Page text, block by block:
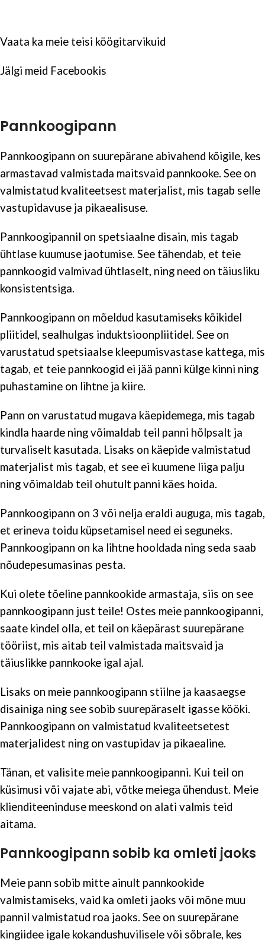
Vaata ka meie teisi köögitarvikuid
Jälgi meid Facebookis
Pannkoogipann
Pannkoogipann on suurepärane abivahend kõigile, kes
armastavad valmistada maitsvaid pannkooke. See on
valmistatud kvaliteetsest materjalist, mis tagab selle
vastupidavuse ja pikaealisuse.
Pannkoogipannil on spetsiaalne disain, mis tagab
ühtlase kuumuse jaotumise. See tähendab, et teie
pannkoogid valmivad ühtlaselt, ning need on täiusliku
konsistentsiga.
Pannkoogipann on mõeldud kasutamiseks kõikidel
pliitidel, sealhulgas induktsioonpliitidel. See on
varustatud spetsiaalse kleepumisvastase kattega, mis
tagab, et teie pannkoogid ei jää panni külge kinni ning
puhastamine on lihtne ja kiire.
Pann on varustatud mugava käepidemega, mis tagab
kindla haarde ning võimaldab teil panni hõlpsalt ja
turvaliselt kasutada. Lisaks on käepide valmistatud
materjalist mis tagab, et see ei kuumene liiga palju
ning võimaldab teil ohutult panni käes hoida.
Pannkoogipann on 3 või nelja eraldi auguga, mis tagab,
et erineva toidu küpsetamisel need ei seguneks.
Pannkoogipann on ka lihtne hooldada ning seda saab
nõudepesumasinas pesta.
Kui olete tõeline pannkookide armastaja, siis on see
pannkoogipann just teile! Ostes meie pannkoogipanni,
saate kindel olla, et teil on käepärast suurepärane
tööriist, mis aitab teil valmistada maitsvaid ja
täiuslikke pannkooke igal ajal.
Lisaks on meie pannkoogipann stiilne ja kaasaegse
disainiga ning see sobib suurepäraselt igasse kööki.
Pannkoogipann on valmistatud kvaliteetsetest
materjalidest ning on vastupidav ja pikaealine.
Tänan, et valisite meie pannkoogipanni. Kui teil on
küsimusi või vajate abi, võtke meiega ühendust. Meie
klienditeeninduse meeskond on alati valmis teid
aitama.
Pannkoogipann sobib ka omleti jaoks
Meie pann sobib mitte ainult pannkookide
valmistamiseks, vaid ka omleti jaoks või mõne muu
pannil valmistatud roa jaoks. See on suurepärane
kingiidee igale kokandushuvilisele või sõbrale, kes